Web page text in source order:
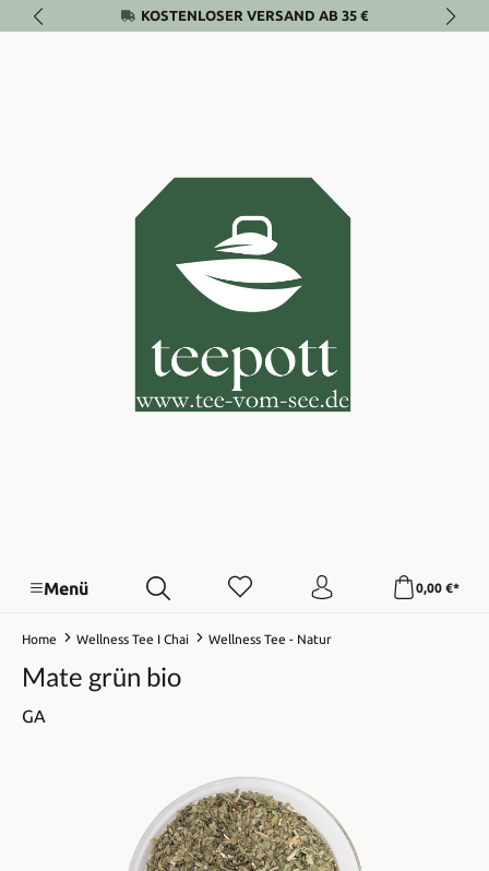
Zum Hauptinhalt springenKOSTENLOSER VERSAND AB 35 €
Menü 0,00 €*
Home Wellness Tee I Chai Wellness Tee - Natur
Mate grün bio
GA
Bildergalerie überspringen